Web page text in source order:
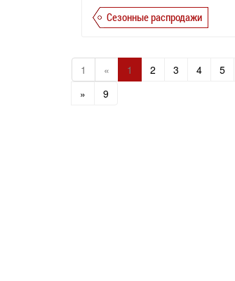
Сезонные распродажи
1 « 1 2 3 4 5
»
9